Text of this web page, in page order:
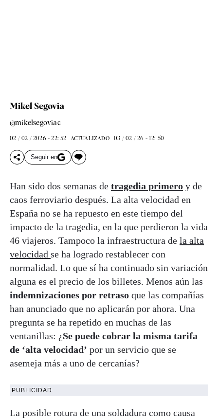
Mikel Segovia
@mikelsegoviac
02 / 02 / 2026 - 22: 52 ACTUALIZADO 03 / 02 / 26 - 12: 50
Seguir en
Han sido dos semanas de tragedia primero y de
caos ferroviario después. La alta velocidad en
España no se ha repuesto en este tiempo del
impacto de la tragedia, en la que perdieron la vida
46 viajeros. Tampoco la infraestructura de la alta
velocidad se ha logrado restablecer con
normalidad. Lo que sí ha continuado sin variación
alguna es el precio de los billetes. Menos aún las
indemnizaciones por retraso que las compañías
han anunciado que no aplicarán por ahora. Una
pregunta se ha repetido en muchas de las
ventanillas: ¿Se puede cobrar la misma tarifa
de ‘alta velocidad’ por un servicio que se
asemeja más a uno de cercanías?
PUBLICIDAD
La posible rotura de una soldadura como causa